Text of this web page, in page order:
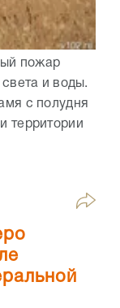
пожар
и воды.
с полудня
территории